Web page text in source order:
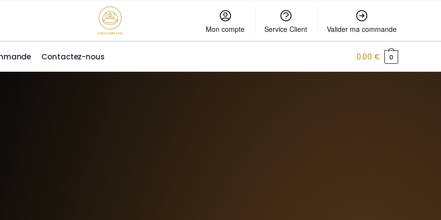
Mon compte Service Client Valider ma commande
Contactez-nous 0.00 € 0